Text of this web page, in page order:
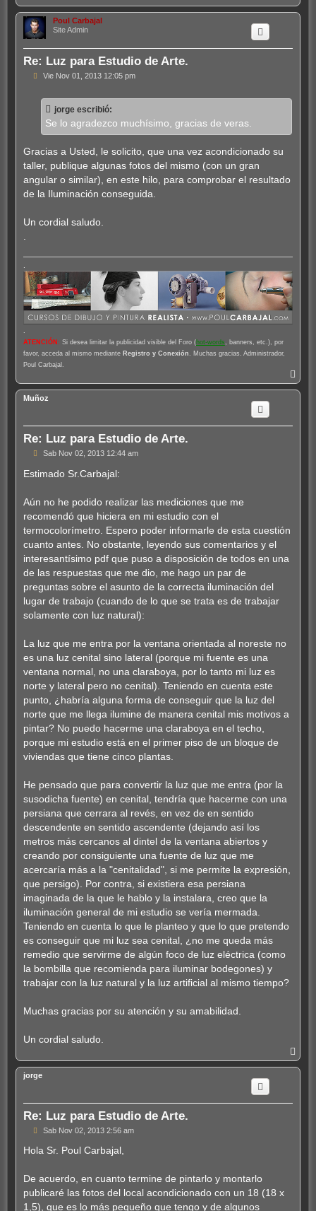
r
r
Poul Carbajal
Site Admin
Re: Luz para Estudio de Arte.
M
s
Vie Nov 01, 2013 12:05 pm
jorge escribió:
Se lo agradezco muchísimo, gracias de veras.
Gracias a Usted, le solicito, que una vez acondicionado su
taller, publique algunas fotos del mismo (con un gran
angular o similar), en este hilo, para comprobar el resultado
de la Iluminación conseguida.
Un cordial saludo.
.
.
ATENCIÓN : Si desea limitar la publicidad visible del Foro (hot-words , banners, etc.), por
favor, acceda al mismo mediante Registro y Conexión . Muchas gracias. Administrador,
Poul Carbajal.
r
r
Muñoz
Re: Luz para Estudio de Arte.
M
n
e
Sab Nov 02, 2013 12:44 am
Estimado Sr.Carbajal:
Aún no he podido realizar las mediciones que me
recomendó que hiciera en mi estudio con el
termocolorímetro. Espero poder informarle de esta cuestión
cuanto antes. No obstante, leyendo sus comentarios y el
interesantísimo pdf que puso a disposición de todos en una
de las respuestas que me dio, me hago un par de
preguntas sobre el asunto de la correcta iluminación del
lugar de trabajo (cuando de lo que se trata es de trabajar
solamente con luz natural):
La luz que me entra por la ventana orientada al noreste no
es una luz cenital sino lateral (porque mi fuente es una
ventana normal, no una claraboya, por lo tanto mi luz es
norte y lateral pero no cenital). Teniendo en cuenta este
punto, ¿habría alguna forma de conseguir que la luz del
norte que me llega ilumine de manera cenital mis motivos a
pintar? No puedo hacerme una claraboya en el techo,
porque mi estudio está en el primer piso de un bloque de
viviendas que tiene cinco plantas.
He pensado que para convertir la luz que me entra (por la
susodicha fuente) en cenital, tendría que hacerme con una
persiana que cerrara al revés, en vez de en sentido
descendente en sentido ascendente (dejando así los
metros más cercanos al dintel de la ventana abiertos y
creando por consiguiente una fuente de luz que me
acercaría más a la "cenitalidad", si me permite la expresión,
que persigo). Por contra, si existiera esa persiana
imaginada de la que le hablo y la instalara, creo que la
iluminación general de mi estudio se vería mermada.
Teniendo en cuenta lo que le planteo y que lo que pretendo
es conseguir que mi luz sea cenital, ¿no me queda más
remedio que servirme de algún foco de luz eléctrica (como
la bombilla que recomienda para iluminar bodegones) y
trabajar con la luz natural y la luz artificial al mismo tiempo?
Muchas gracias por su atención y su amabilidad.
Un cordial saludo.
r
r
jorge
Re: Luz para Estudio de Arte.
M
n
j
e
Sab Nov 02, 2013 2:56 am
Hola Sr. Poul Carbajal,
De acuerdo, en cuanto termine de pintarlo y montarlo
publicaré las fotos del local acondicionado con un 18 (18 x
1,5), que es lo más pequeño que tengo y de algunos